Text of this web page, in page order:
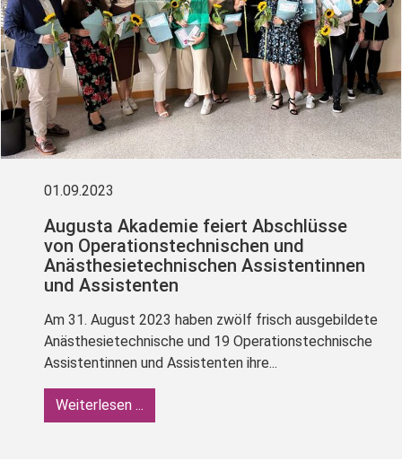
01.09.2023
Augusta Akademie feiert Abschlüsse
von Operationstechnischen und
Anästhesietechnischen Assistentinnen
und Assistenten
Am 31. August 2023 haben zwölf frisch ausgebildete
Anästhesietechnische und 19 Operationstechnische
Assistentinnen und Assistenten ihre...
Weiterlesen ...